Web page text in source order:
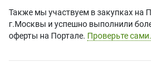
Также мы участвуем в закупках на
г.Москвы и успешно выполнили
оферты на Портале. Проверьте сами.